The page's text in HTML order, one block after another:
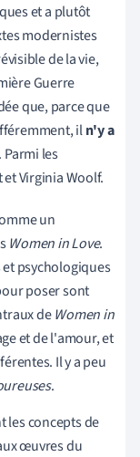
et a plutôt
modernistes
de la vie,
Guerre
que, parce que
iln'y a
les
Virginia Woolf.
un
Women in Love.
psychologiques
poser sont
deWomen in
et de l'amour, et
Il y a peu
.
les concepts de
œuvres du